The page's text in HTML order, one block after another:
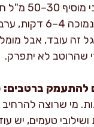
סגורה.
בסיר קטן על אש
שהרוטב לא יתפרק.
להתעמק ברטבים:
מי שרוצה להרחיב
טעמים, יש